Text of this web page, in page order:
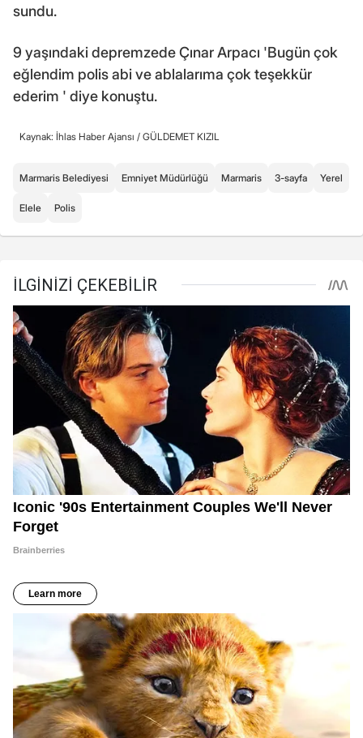
sundu.
9 yaşındaki depremzede Çınar Arpacı 'Bugün çok
eğlendim polis abi ve ablalarıma çok teşekkür
ederim ' diye konuştu.
Kaynak: İhlas Haber Ajansı / GÜLDEMET KIZIL
Marmaris Belediyesi Emniyet Müdürlüğü Marmaris 3-sayfa Yerel
Elele Polis